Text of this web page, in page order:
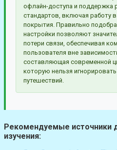
офлайн-доступа и поддержка
стандартов, включая работу
покрытия. Правильно
настройки позволяют
потери связи, обеспечивая
пользователя вне
составляющая современной
которую нельзя
путешествий.
Рекомендуемые источники
изучения: